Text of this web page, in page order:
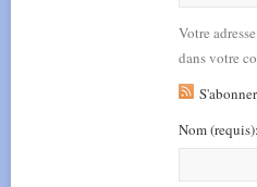
Votre
dans votre
Nom(requis):